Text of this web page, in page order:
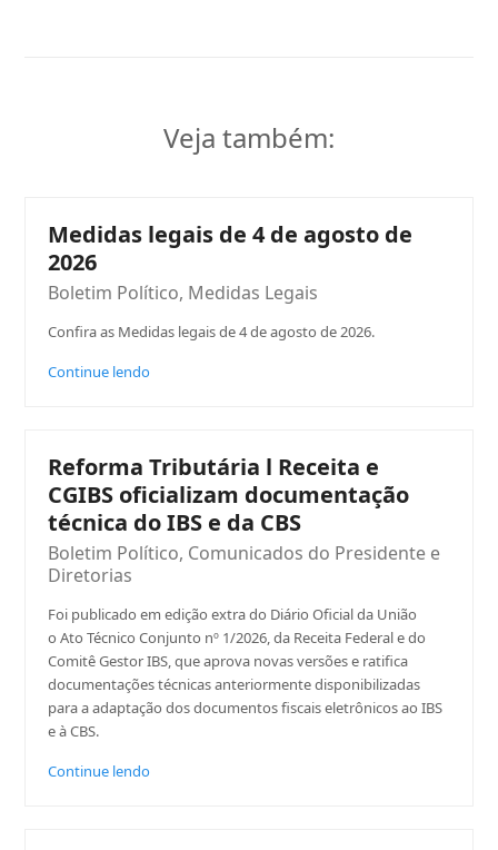
Veja também:
Medidas legais de 4 de agosto de
2026
Boletim Político, Medidas Legais
Confira as Medidas legais de 4 de agosto de 2026.
Continue lendo
Reforma Tributária l Receita e
CGIBS oficializam documentação
técnica do IBS e da CBS
Boletim Político, Comunicados do Presidente e
Diretorias
Foi publicado em edição extra do Diário Oficial da União
o Ato Técnico Conjunto nº 1/2026, da Receita Federal e do
Comitê Gestor IBS, que aprova novas versões e ratifica
documentações técnicas anteriormente disponibilizadas
para a adaptação dos documentos fiscais eletrônicos ao IBS
e à CBS.
Continue lendo